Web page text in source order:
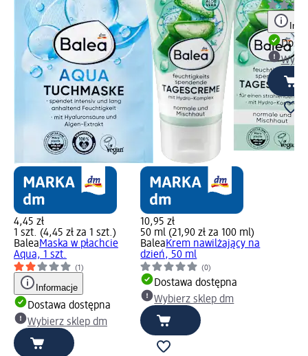
4,45 zł
1 szt. (4,45 zł za 1 szt.)
BaleaMaska w płachcie
Aqua, 1 szt.
(1)
Informacje
Dostawa dostępna
Wybierz sklep dm
10,95 zł
50 ml (21,90 zł za 100 ml)
BaleaKrem nawilżający na
dzień, 50 ml
(0)
Dostawa dostępna
Wybierz sklep dm